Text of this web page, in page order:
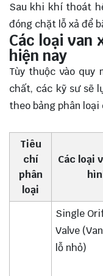
Sau khi khí thoát
đóng chặt lỗ xả để
Các loại van
hiện nay
Tùy thuộc vào
chất, các kỹ sư sẽ
theo bảng phân loại
Tiêu
chí
phân
loại
Các loại
Single
Valve
lỗ nhỏ)